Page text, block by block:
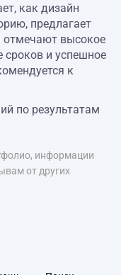
как дизайн
предлагает
отмечают высокое
сроков и успешное
к
по результатам
информации
от других